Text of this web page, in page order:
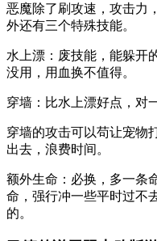
恶魔除了刷攻速，攻击力
外还有三个特殊技能。
水上漂：废技能，能躲开
没用，用血换不值得。
穿墙：比水上漂好点，对
穿墙的攻击可以苟让宠物
出去，浪费时间。
额外生命：必换，多一条
命，强行冲一些平时过不
的。